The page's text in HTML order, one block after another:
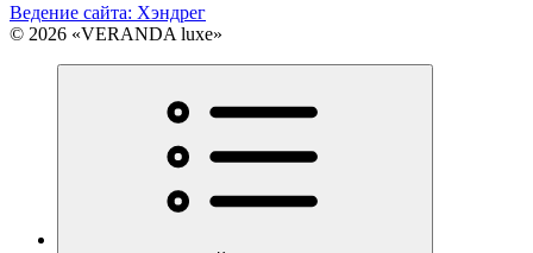
Ведение сайта: Хэндрег
© 2026 «VERANDA luxe»